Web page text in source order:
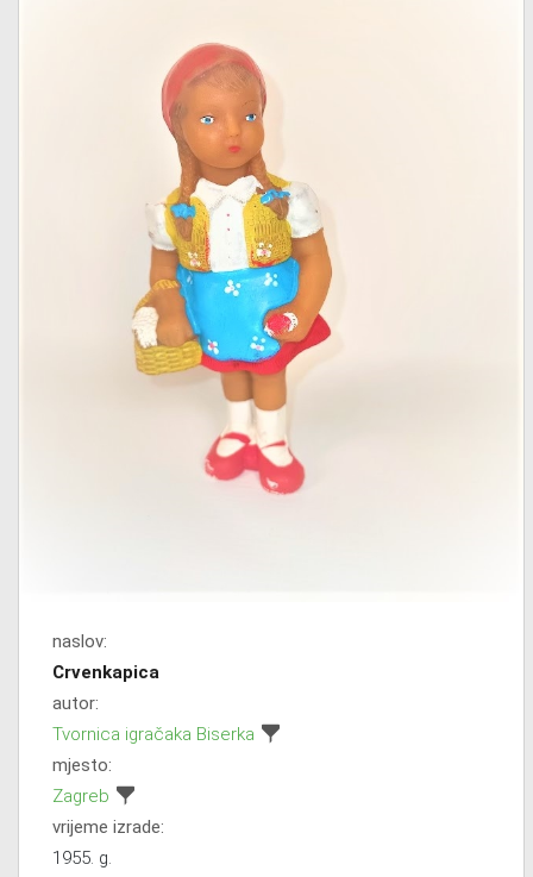
naslov:
Crvenkapica
autor:
Tvornica igračaka Biserka
mjesto:
Zagreb
vrijeme izrade:
1955. g.